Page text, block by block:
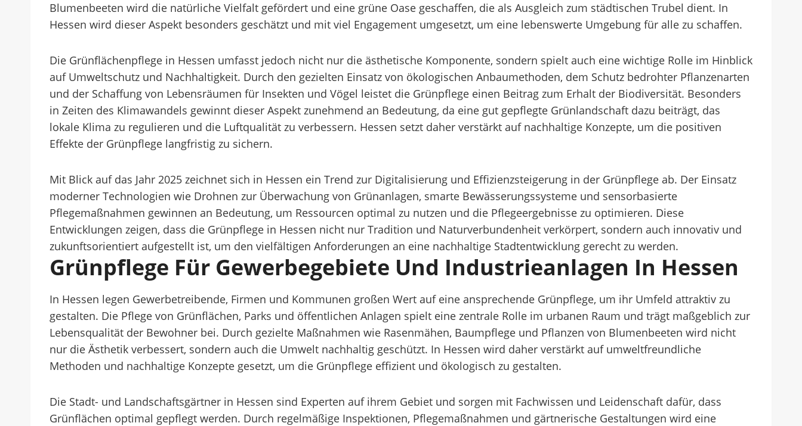
Blumenbeeten wird die natürliche Vielfalt gefördert und eine grüne Oase geschaffen, die als Ausgleich zum städtischen Trubel dient. In
Hessen wird dieser Aspekt besonders geschätzt und mit viel Engagement umgesetzt, um eine lebenswerte Umgebung für alle zu schaffen.
Die Grünflächenpflege in Hessen umfasst jedoch nicht nur die ästhetische Komponente, sondern spielt auch eine wichtige Rolle im Hinblick
auf Umweltschutz und Nachhaltigkeit. Durch den gezielten Einsatz von ökologischen Anbaumethoden, dem Schutz bedrohter Pflanzenarten
und der Schaffung von Lebensräumen für Insekten und Vögel leistet die Grünpflege einen Beitrag zum Erhalt der Biodiversität. Besonders
in Zeiten des Klimawandels gewinnt dieser Aspekt zunehmend an Bedeutung, da eine gut gepflegte Grünlandschaft dazu beiträgt, das
lokale Klima zu regulieren und die Luftqualität zu verbessern. Hessen setzt daher verstärkt auf nachhaltige Konzepte, um die positiven
Effekte der Grünpflege langfristig zu sichern.
Mit Blick auf das Jahr 2025 zeichnet sich in Hessen ein Trend zur Digitalisierung und Effizienzsteigerung in der Grünpflege ab. Der Einsatz
moderner Technologien wie Drohnen zur Überwachung von Grünanlagen, smarte Bewässerungssysteme und sensorbasierte
Pflegemaßnahmen gewinnen an Bedeutung, um Ressourcen optimal zu nutzen und die Pflegeergebnisse zu optimieren. Diese
Entwicklungen zeigen, dass die Grünpflege in Hessen nicht nur Tradition und Naturverbundenheit verkörpert, sondern auch innovativ und
zukunftsorientiert aufgestellt ist, um den vielfältigen Anforderungen an eine nachhaltige Stadtentwicklung gerecht zu werden.
Grünpflege Für Gewerbegebiete Und Industrieanlagen In Hessen
In Hessen legen Gewerbetreibende, Firmen und Kommunen großen Wert auf eine ansprechende Grünpflege, um ihr Umfeld attraktiv zu
gestalten. Die Pflege von Grünflächen, Parks und öffentlichen Anlagen spielt eine zentrale Rolle im urbanen Raum und trägt maßgeblich zur
Lebensqualität der Bewohner bei. Durch gezielte Maßnahmen wie Rasenmähen, Baumpflege und Pflanzen von Blumenbeeten wird nicht
nur die Ästhetik verbessert, sondern auch die Umwelt nachhaltig geschützt. In Hessen wird daher verstärkt auf umweltfreundliche
Methoden und nachhaltige Konzepte gesetzt, um die Grünpflege effizient und ökologisch zu gestalten.
Die Stadt- und Landschaftsgärtner in Hessen sind Experten auf ihrem Gebiet und sorgen mit Fachwissen und Leidenschaft dafür, dass
Grünflächen optimal gepflegt werden. Durch regelmäßige Inspektionen, Pflegemaßnahmen und gärtnerische Gestaltungen wird eine